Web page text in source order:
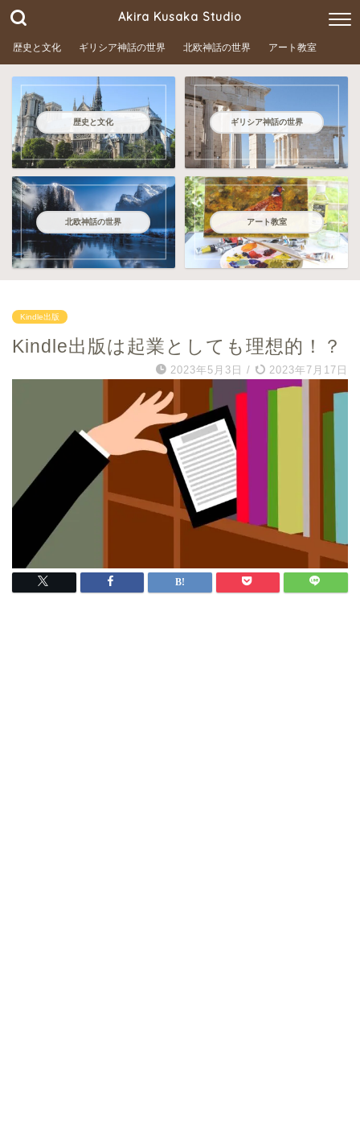
Akira Kusaka Studio
歴史と文化 ギリシア神話の世界 北欧神話の世界 アート教室
歴史と文化 ギリシア神話の世界
北欧神話の世界 アート教室
Kindle出版
Kindle出版は起業としても理想的！？
2023年5月3日 / 2023年7月17日